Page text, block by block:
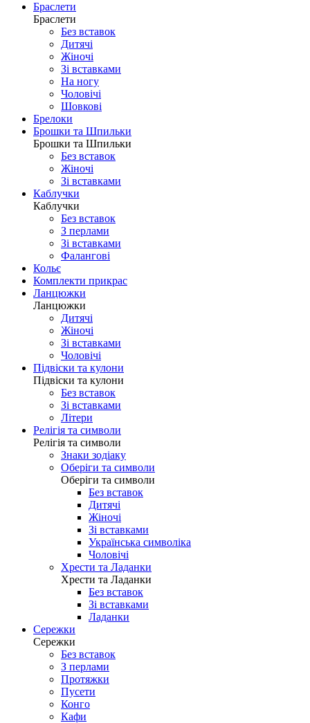
Браслети
Браслети
Без вставок
Дитячі
Жіночі
Зі вставками
На ногу
Чоловічі
Шовковi
Брелоки
Брошки та Шпильки
Брошки та Шпильки
Без вставок
Жіночі
Зі вставками
Каблучки
Каблучки
Без вставок
З перлами
Зі вставками
Фаланговi
Кольє
Комплекти прикрас
Ланцюжки
Ланцюжки
Дитячі
Жіночі
Зі вставками
Чоловічі
Підвіски та кулони
Підвіски та кулони
Без вставок
Зі вставками
Літери
Релігія та символи
Релігія та символи
Знаки зодіаку
Оберіги та символи
Оберіги та символи
Без вставок
Дитячі
Жіночі
Зі вставками
Українська символіка
Чоловічі
Хрести та Ладанки
Хрести та Ладанки
Без вставок
Зі вставками
Ладанки
Сережки
Сережки
Без вставок
З перлами
Протяжки
Пусети
Конго
Кафи